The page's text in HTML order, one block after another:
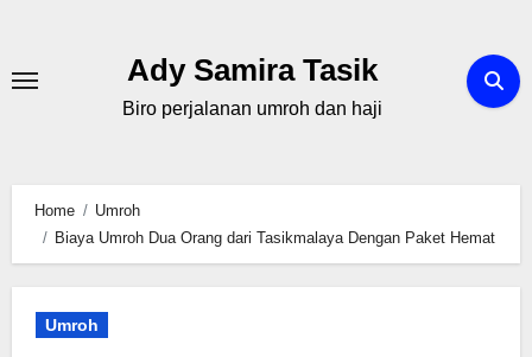
content
Ady Samira Tasik
Biro perjalanan umroh dan haji
Home
Umroh
Biaya Umroh Dua Orang dari Tasikmalaya Dengan Paket Hemat
Umroh